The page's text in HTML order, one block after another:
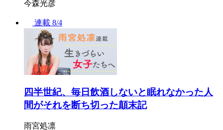
今森光彦
連載 8/4
四半世紀、毎日飲酒しないと眠れなかった人
間がそれを断ち切った顛末記
雨宮処凛